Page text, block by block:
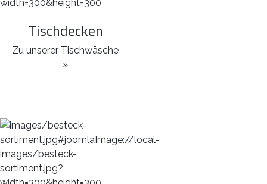
Tischdecken
Zu unserer Tischwäsche
»